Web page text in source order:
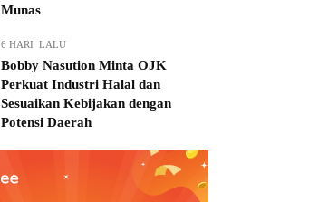
Munas
6 HARI LALU
Bobby Nasution Minta OJK
Perkuat Industri Halal dan
Sesuaikan Kebijakan dengan
Potensi Daerah